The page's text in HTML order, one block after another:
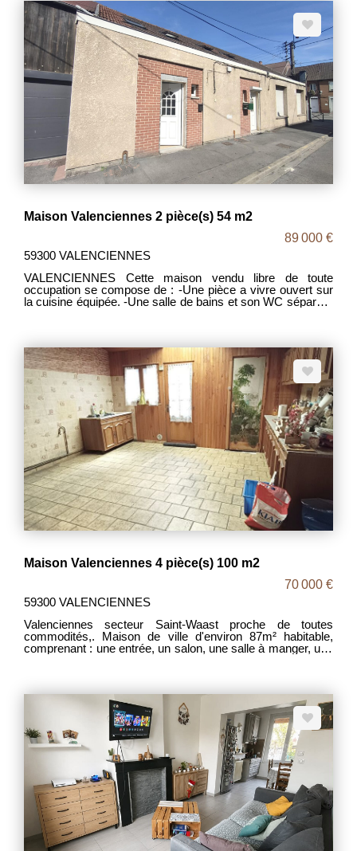
est composé : de trois chambres de belles dimensions et
d'une salle de bains. - Le deuxième étage est constitué :
d'un vaste plateau ( 57 m2 env.) pouvant faire office de
bureau ou de chambre. Coté vie pratique, le bien dispose
d'une cave, d'un cellier et d'un parking privatif situé d'une
résidence à proximité. Pour visiter vous pouvez contacter
Christophe voir coordonnées sur le site la Rhonelle
immobilier Valenciennes. Mandat: 2063 DPE: D, GES: D
Prix: 313 500€ frais d'agence inclus à la charge du vendeur.
Maison Valenciennes 2 pièce(s) 54 m2
89 000 €
59300 VALENCIENNES
VALENCIENNES Cette maison vendu libre de toute
occupation se compose de : -Une pièce a vivre ouvert sur
la cuisine équipée. -Une salle de bains et son WC séparé. -
1880 DPE D PRIX 89 000€ FAI. Les frais d 'agence étant a
la charge des vendeurs .
Maison Valenciennes 4 pièce(s) 100 m2
70 000 €
59300 VALENCIENNES
Valenciennes secteur Saint-Waast proche de toutes
commodités,. Maison de ville d'environ 87m² habitable,
comprenant : une entrée, un salon, une salle à manger, une
prix de vente est de 76 000€ frais d'agence inclus, à la
charge du vendeur.